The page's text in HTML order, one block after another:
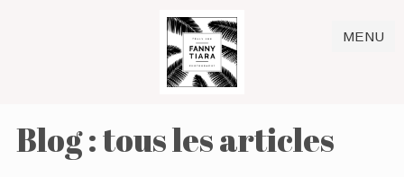
MENU
Blog : tous les articles